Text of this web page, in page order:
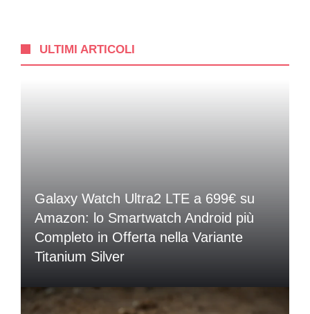
ULTIMI ARTICOLI
Galaxy Watch Ultra2 LTE a 699€ su
Amazon: lo Smartwatch Android più
Completo in Offerta nella Variante
Titanium Silver